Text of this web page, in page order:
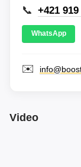
📞 +421
WhatsApp
✉️
Video